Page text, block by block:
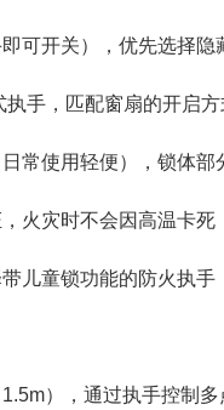
开关），优先选择隐
，匹配窗扇的开启方
使用轻便），锁体部
灾时不会因高温卡死
童锁功能的防火执手
），通过执手控制多